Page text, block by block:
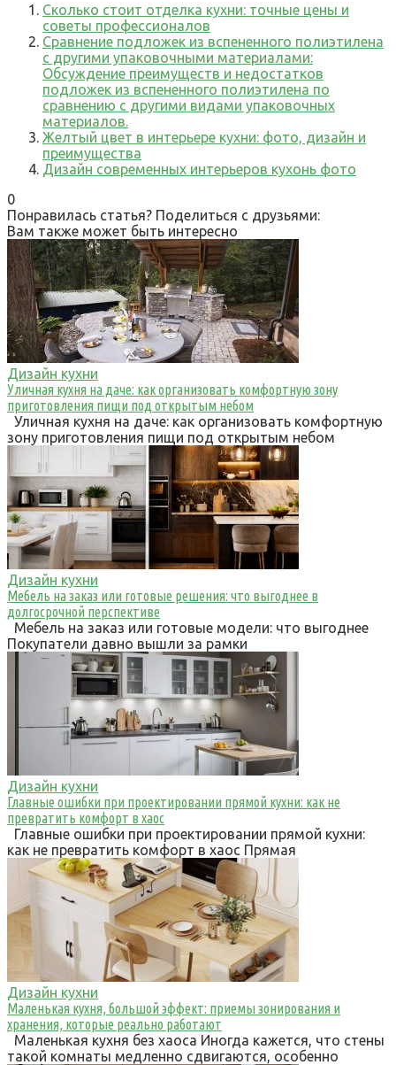
Сколько стоит отделка кухни: точные цены и
советы профессионалов
Сравнение подложек из вспененного полиэтилена
с другими упаковочными материалами:
Обсуждение преимуществ и недостатков
подложек из вспененного полиэтилена по
сравнению с другими видами упаковочных
материалов.
Желтый цвет в интерьере кухни: фото, дизайн и
преимущества
Дизайн современных интерьеров кухонь фото
0
Понравилась статья? Поделиться с друзьями:
Вам также может быть интересно
Дизайн кухни
Уличная кухня на даче: как организовать комфортную зону
приготовления пищи под открытым небом
Уличная кухня на даче: как организовать комфортную
зону приготовления пищи под открытым небом
Дизайн кухни
Мебель на заказ или готовые решения: что выгоднее в
долгосрочной перспективе
Мебель на заказ или готовые модели: что выгоднее
Покупатели давно вышли за рамки
Дизайн кухни
Главные ошибки при проектировании прямой кухни: как не
превратить комфорт в хаос
Главные ошибки при проектировании прямой кухни:
как не превратить комфорт в хаос Прямая
Дизайн кухни
Маленькая кухня, большой эффект: приемы зонирования и
хранения, которые реально работают
Маленькая кухня без хаоса Иногда кажется, что стены
такой комнаты медленно сдвигаются, особенно